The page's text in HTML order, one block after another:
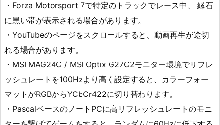
・Forza Motorsport 7で特定のトラックでレース中、 縁石
に黒い帯が表示される場合があります。
・YouTubeのページをスクロールすると、動画再生が途切
れる場合があります。
・MSI MAG24C / MSI Optix G27C2モニター環境でリフレ
ッシュレートを100Hzより高く設定すると、カラーフォー
マットがRGBからYCbCr422に切り替わります。
・PascalベースのノートPCに高リフレッシュレートのモニ